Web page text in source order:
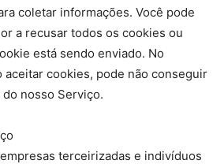
coletar informações. Você pode
a recusar todos os cookies ou
está sendo enviado. No
aceitar cookies, pode não conseguir
nosso Serviço.
terceirizadas e indivíduos